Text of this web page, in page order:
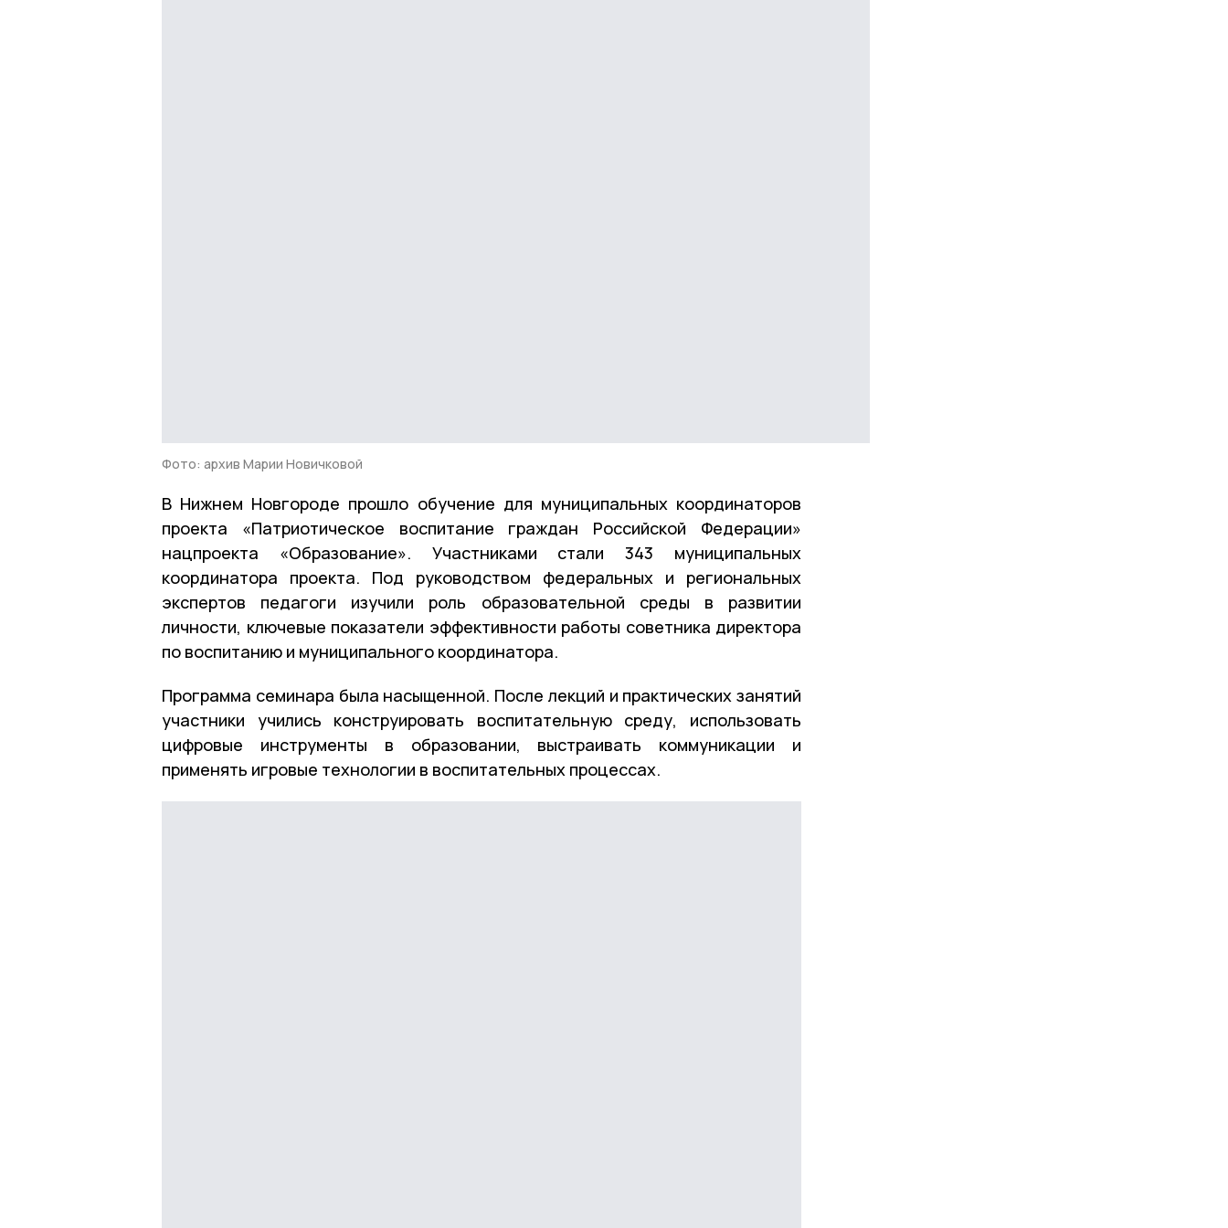
Фото: архив Марии Новичковой
В Нижнем Новгороде прошло обучение для муниципальных координаторов
проекта «Патриотическое воспитание граждан Российской Федерации»
нацпроекта «Образование». Участниками стали 343 муниципальных
координатора проекта. Под руководством федеральных и региональных
экспертов педагоги изучили роль образовательной среды в развитии
личности, ключевые показатели эффективности работы советника директора
по воспитанию и муниципального координатора.
Программа семинара была насыщенной. После лекций и практических занятий
участники учились конструировать воспитательную среду, использовать
цифровые инструменты в образовании, выстраивать коммуникации и
применять игровые технологии в воспитательных процессах.